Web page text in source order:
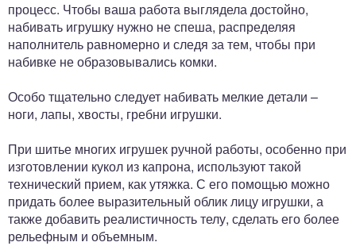
процесс. Чтобы ваша работа выглядела достойно,
набивать игрушку нужно не спеша, распределяя
наполнитель равномерно и следя за тем, чтобы при
набивке не образовывались комки.
Особо тщательно следует набивать мелкие детали –
ноги, лапы, хвосты, гребни игрушки.
При шитье многих игрушек ручной работы, особенно при
изготовлении кукол из капрона, используют такой
технический прием, как утяжка. С его помощью можно
придать более выразительный облик лицу игрушки, а
также добавить реалистичность телу, сделать его более
рельефным и объемным.